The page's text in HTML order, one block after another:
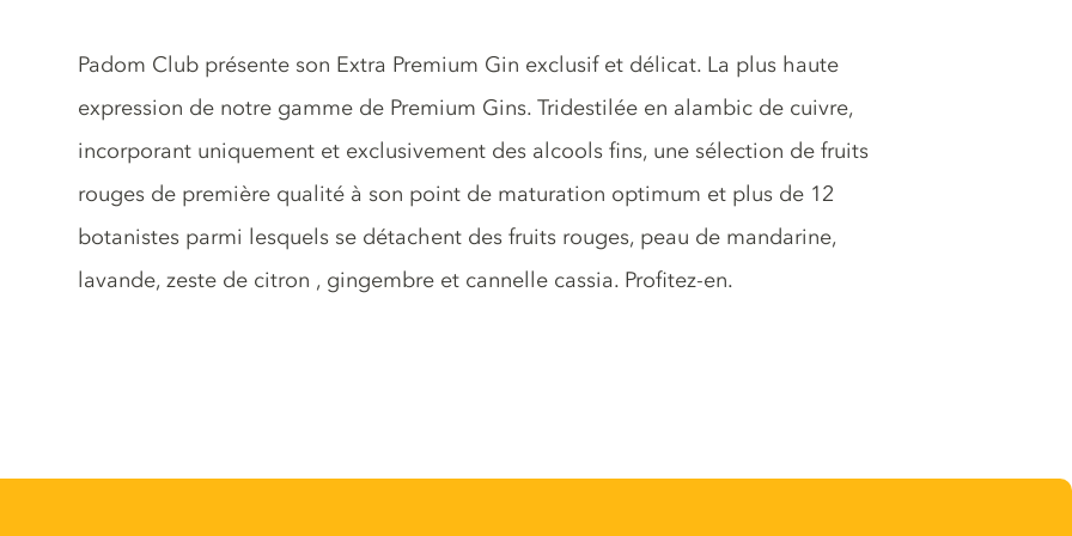
Description du gin
Padom Club présente son Extra Premium Gin exclusif et délicat. La plus haute
expression de notre gamme de Premium Gins. Tridestilée en alambic de cuivre,
incorporant uniquement et exclusivement des alcools fins, une sélection de fruits
rouges de première qualité à son point de maturation optimum et plus de 12
botanistes parmi lesquels se détachent des fruits rouges, peau de mandarine,
lavande, zeste de citron , gingembre et cannelle cassia. Profitez-en.